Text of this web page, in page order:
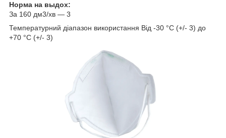
Норма на выдох:
За 160 дм3/хв — 3
Температурний діапазон використання Від -30 °C (+/- 3) до
+70 °C (+/- 3)